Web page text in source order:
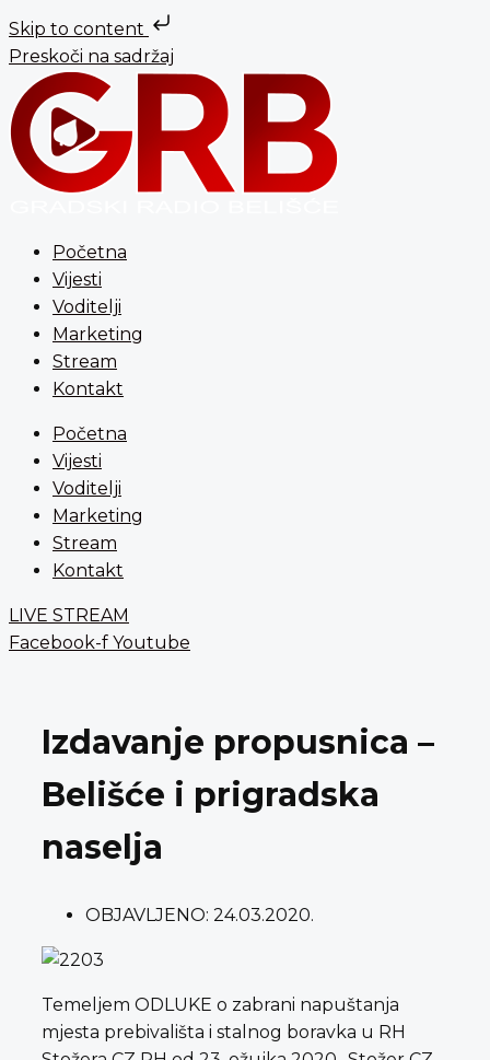
Skip to content
Preskoči na sadržaj
Početna
Vijesti
Voditelji
Marketing
Stream
Kontakt
Početna
Vijesti
Voditelji
Marketing
Stream
Kontakt
LIVE STREAM
Facebook-f Youtube
Izdavanje propusnica –
Belišće i prigradska
naselja
OBJAVLJENO: 24.03.2020.
Temeljem ODLUKE o zabrani napuštanja
mjesta prebivališta i stalnog boravka u RH